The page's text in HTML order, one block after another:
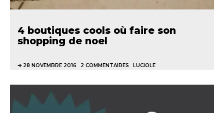
4 boutiques cools où faire son
shopping de noel
28 NOVEMBRE 2016 2 COMMENTAIRES LUCIOLE